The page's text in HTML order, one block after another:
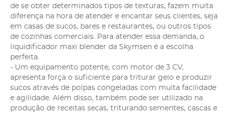
de se obter determinados tipos de texturas, fazem muita
diferença na hora de atender e encantar seus clientes, seja
em casas de sucos, bares e restaurantes, ou outros tipos
de cozinhas comerciais. Para atender essa demanda, o
liquidificador maxi blender da Skymsen é a escolha
perfeita.
- Um equipamento potente, com motor de 3 CV,
apresenta força o suficiente para triturar gelo e produzir
sucos através de polpas congeladas com muita facilidade
e agilidade. Além disso, também pode ser utilizado na
produção de receitas secas, triturando sementes, cascas e